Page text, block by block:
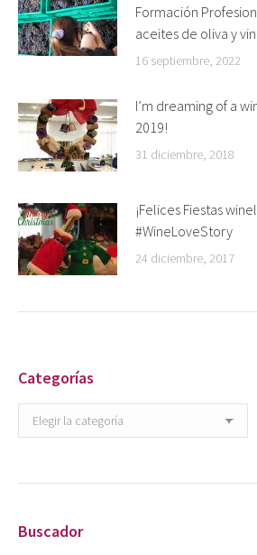
Formación
aceites de oliva y
16 septiembre, 2022
I’m dreaming of a
2019!
31 diciembre, 2018
¡Felices Fiestas
#WineLoveStory
24 diciembre, 2017
Categorías
Categorías
Buscador